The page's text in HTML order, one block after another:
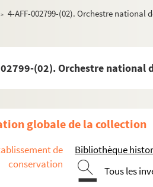
> 4-AFF-002799-(02). Orchestre national
(02). Orchestre national
globale de la collection
de
conservation
Bibliothèque
Tous les